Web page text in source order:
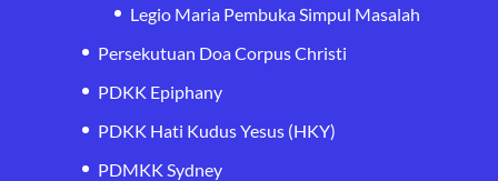
Legio Maria Pembuka Simpul Masalah
Persekutuan Doa Corpus Christi
PDKK Epiphany
PDKK Hati Kudus Yesus (HKY)
PDMKK Sydney